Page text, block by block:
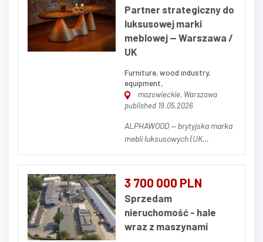
zorganizowany kompleks
przemysłowo-produkcyjny,
obejmujący halę produkcyjn...
Partner strategiczny do
luksusowej marki
meblowej — Warszawa /
UK
Furniture, wood industry,
equipment,
mazowieckie, Warszawa
published 19.05.2026
ALPHAWOOD — brytyjska marka
mebli luksusowych (UK
współwłasności i wyposażenia
obiektu. Co oferujemy: — Udział
w marce premium na wczesnym
etapie — Meble do Twojego
hotelu lub restauracji w c...
3 700 000 PLN
Sprzedam
nieruchomość - hale
wraz z maszynami